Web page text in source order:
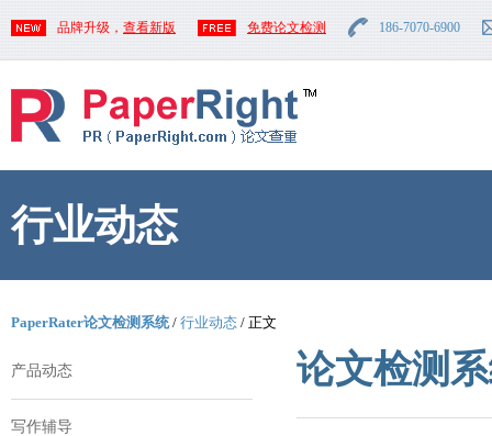
品牌升级， 查看新版 免费论文检测 186-7070-6900
行业动态
PaperRater论文检测系统/ 行业动态 / 正文
产品动态
写作辅导
论文检测